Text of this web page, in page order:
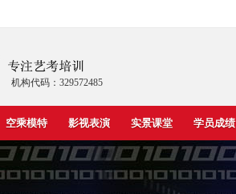
机构代码：329572485
空乘模特 影视表演 实景课堂 学员成绩